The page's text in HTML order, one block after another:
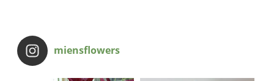
miensflowers